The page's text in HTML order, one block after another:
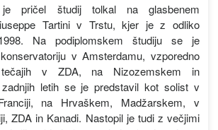
je pričel študij tolkal na glasbenem
Tartini v Trstu, kjer je z odliko
Na podiplomskem študiju se je
v Amsterdamu, vzporedno
v ZDA, na Nizozemskem in
letih se je predstavil kot solist v
na Hrvaškem, Madžarskem, v
ZDA in Kanadi. Nastopil je tudi z večjimi